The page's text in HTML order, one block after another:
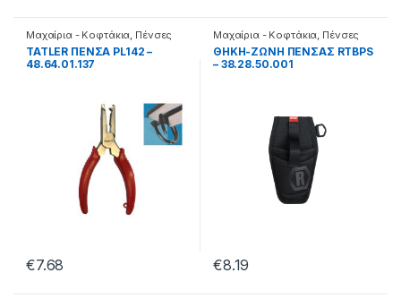
Μαχαίρια - Κοφτάκια, Πένσες
TATLER ΠΕΝΣΑ PL142 –
48.64.01.137
€7.68
Μαχαίρια - Κοφτάκια, Πένσες
ΘΗΚΗ-ΖΩΝΗ ΠΕΝΣΑΣ RTBPS
– 38.28.50.001
€8.19